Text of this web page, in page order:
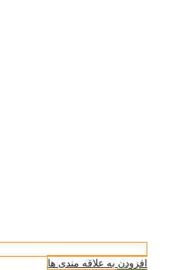
افزودن به علاقه مندی ها